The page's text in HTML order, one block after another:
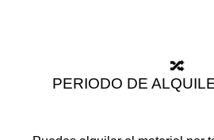
🔀
PERIODO DE